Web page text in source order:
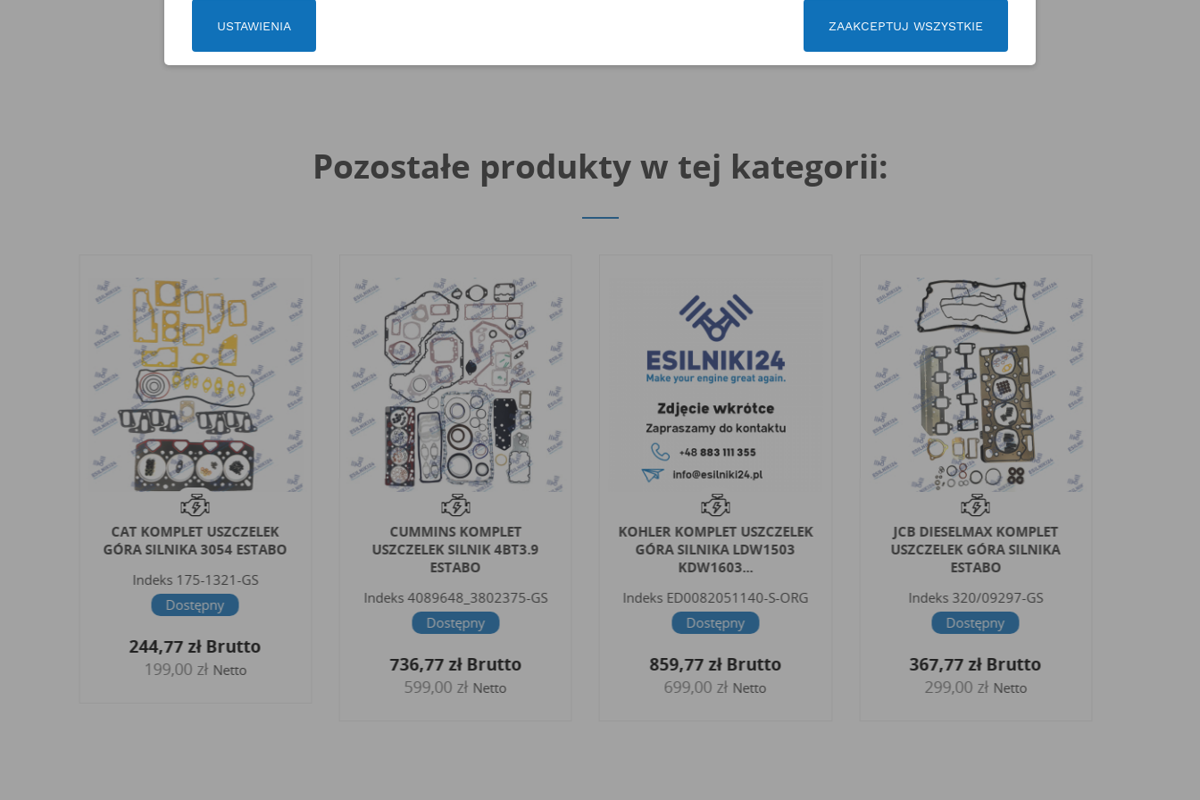
Pozostałe produkty w tej kategorii:
CAT KOMPLET USZCZELEK
GÓRA SILNIKA 3054 ESTABO
Indeks 175-1321-GS
Dostępny
244,77 złBrutto
199,00 zł Netto
CUMMINS KOMPLET
USZCZELEK SILNIK 4BT3.9
ESTABO
Indeks 4089648_3802375-GS
Dostępny
736,77 złBrutto
599,00 zł Netto
KOHLER KOMPLET USZCZELEK
GÓRA SILNIKA LDW1503
KDW1603...
Indeks ED0082051140-S-ORG
Dostępny
859,77 złBrutto
699,00 zł Netto
JCB DIESELMAX KOMPLET
USZCZELEK GÓRA SILNIKA
ESTABO
Indeks 320/09297-GS
Dostępny
367,77 złBrutto
299,00 zł Netto
USTAWIENIA ZAAKCEPTUJ WSZYSTKIE